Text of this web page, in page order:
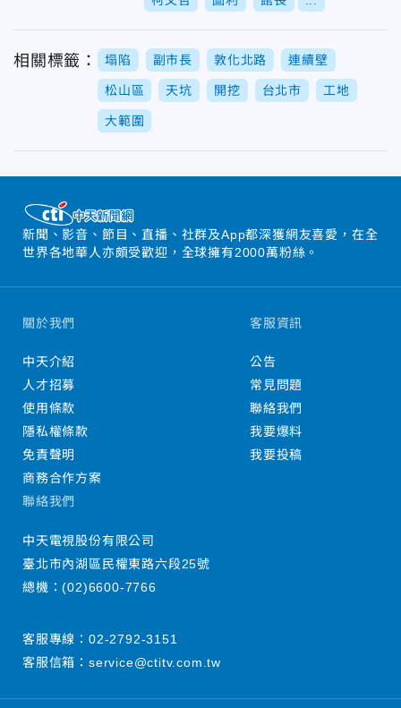
相關標籤： 塌陷 副市長 敦化北路 連續壁
松山區 天坑 開挖 台北市 工地
大範圍
新聞、影音、節目、直播、社群及App都深獲網友喜愛，在全
世界各地華人亦頗受歡迎，全球擁有2000萬粉絲。
關於我們
中天介紹
人才招募
使用條款
隱私權條款
免責聲明
商務合作方案
客服資訊
公告
常見問題
聯絡我們
我要爆料
我要投稿
聯絡我們
中天電視股份有限公司
臺北市內湖區民權東路六段25號
總機：(02)6600-7766
客服專線： 02-2792-3151
客服信箱： service@ctitv.com.tw